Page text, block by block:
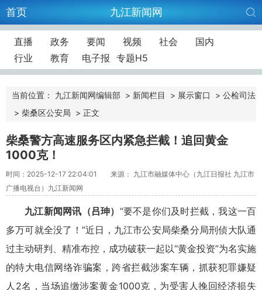
首页 九江新闻网
直播 政务 要闻 视频 社会
国内
行业
教育 电子报 专题H5
当前位置： 九江新闻网编辑部 > 新闻栏目 > 展示窗口 > 公检司法
> 柴桑区公安局 > 正文
柴桑警方高速服务区内紧急拦截！追回黄金
1000克！
时间：2025-12-17 22:04:01
来源： 九江市融媒体中心（九江日报社 九江市
广播电视台）九江新闻网
九江新闻网讯（吕珅） “要不是你们及时拦截，我这一百
多万可就全没了！”近日，九江市公安局柴桑分局刑侦大队通
过主动研判、精准布控，成功破获一起以“黄金投资”为名实施
的特大电信网络诈骗案，跨省拦截涉案车辆，抓获犯罪嫌疑
人2名，当场追缴涉案黄金1000克，为受害人挽回经济损失